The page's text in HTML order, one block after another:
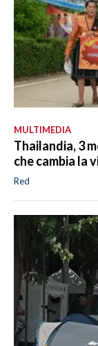
MULTIMEDIA
Thailandia, 3
che cambia la
Red